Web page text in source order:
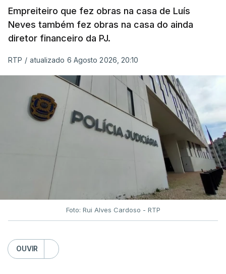
Empreiteiro que fez obras na casa de Luís
Neves também fez obras na casa do ainda
diretor financeiro da PJ.
RTP / atualizado 6 Agosto 2026, 20:10
Foto: Rui Alves Cardoso - RTP
OUVIR